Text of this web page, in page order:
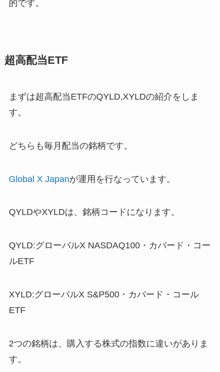
的です。
超高配当ETF
まずは超高配当ETFのQYLD,XYLDの紹介をしま
す。
どちらも毎月配当の銘柄です。
Global X Japanが運用を行なっています。
QYLDやXYLDは、銘柄コードになります。
QYLD:グローバルX NASDAQ100・カバード・コー
ルETF
XYLD:グローバルX S&P500・カバード・コール
ETF
2つの銘柄は、購入する株式の指数に違いがありま
す。